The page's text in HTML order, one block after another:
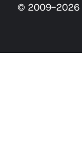
© 2009-2026